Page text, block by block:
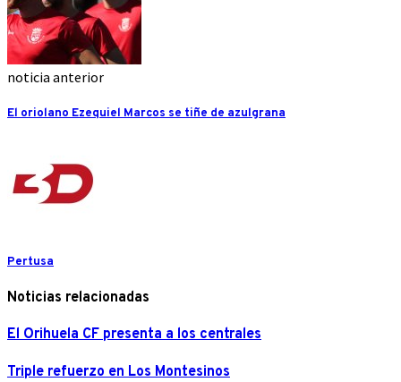
noticia anterior
El oriolano Ezequiel Marcos se tiñe de azulgrana
Pertusa
Noticias relacionadas
El Orihuela CF presenta a los centrales
Triple refuerzo en Los Montesinos